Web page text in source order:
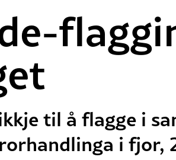
til å flagge i
i fjor,